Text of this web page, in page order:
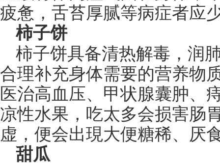
疲惫，舌苔厚腻等病症者应
柿子饼
柿子饼具备清热解毒，润
合理补充身体需要的营养物
医治高血压、甲状腺囊肿、
凉性水果，吃太多会损害肠
虚，便会出現大便糖稀、厌
甜瓜